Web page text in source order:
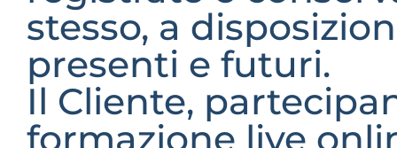
stesso, a
presenti e futuri.
Il Cliente,
formazione live